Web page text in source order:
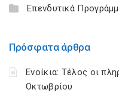
Επενδυτικά
Πρόσφατα άρθρα
Ενοίκια: Τέλος οι
Οκτωβρίου